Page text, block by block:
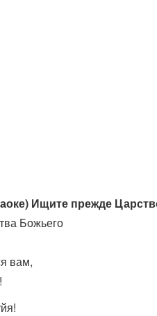
Ищите прежде
Божьего
вам,